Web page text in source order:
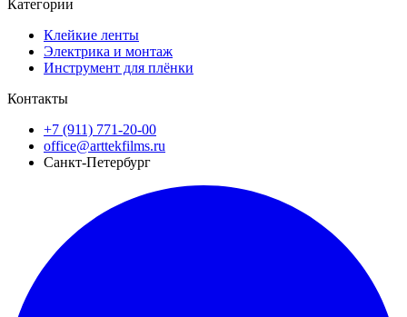
Категории
Клейкие ленты
Электрика и монтаж
Инструмент для плёнки
Контакты
+7 (911) 771-20-00
office@arttekfilms.ru
Санкт-Петербург